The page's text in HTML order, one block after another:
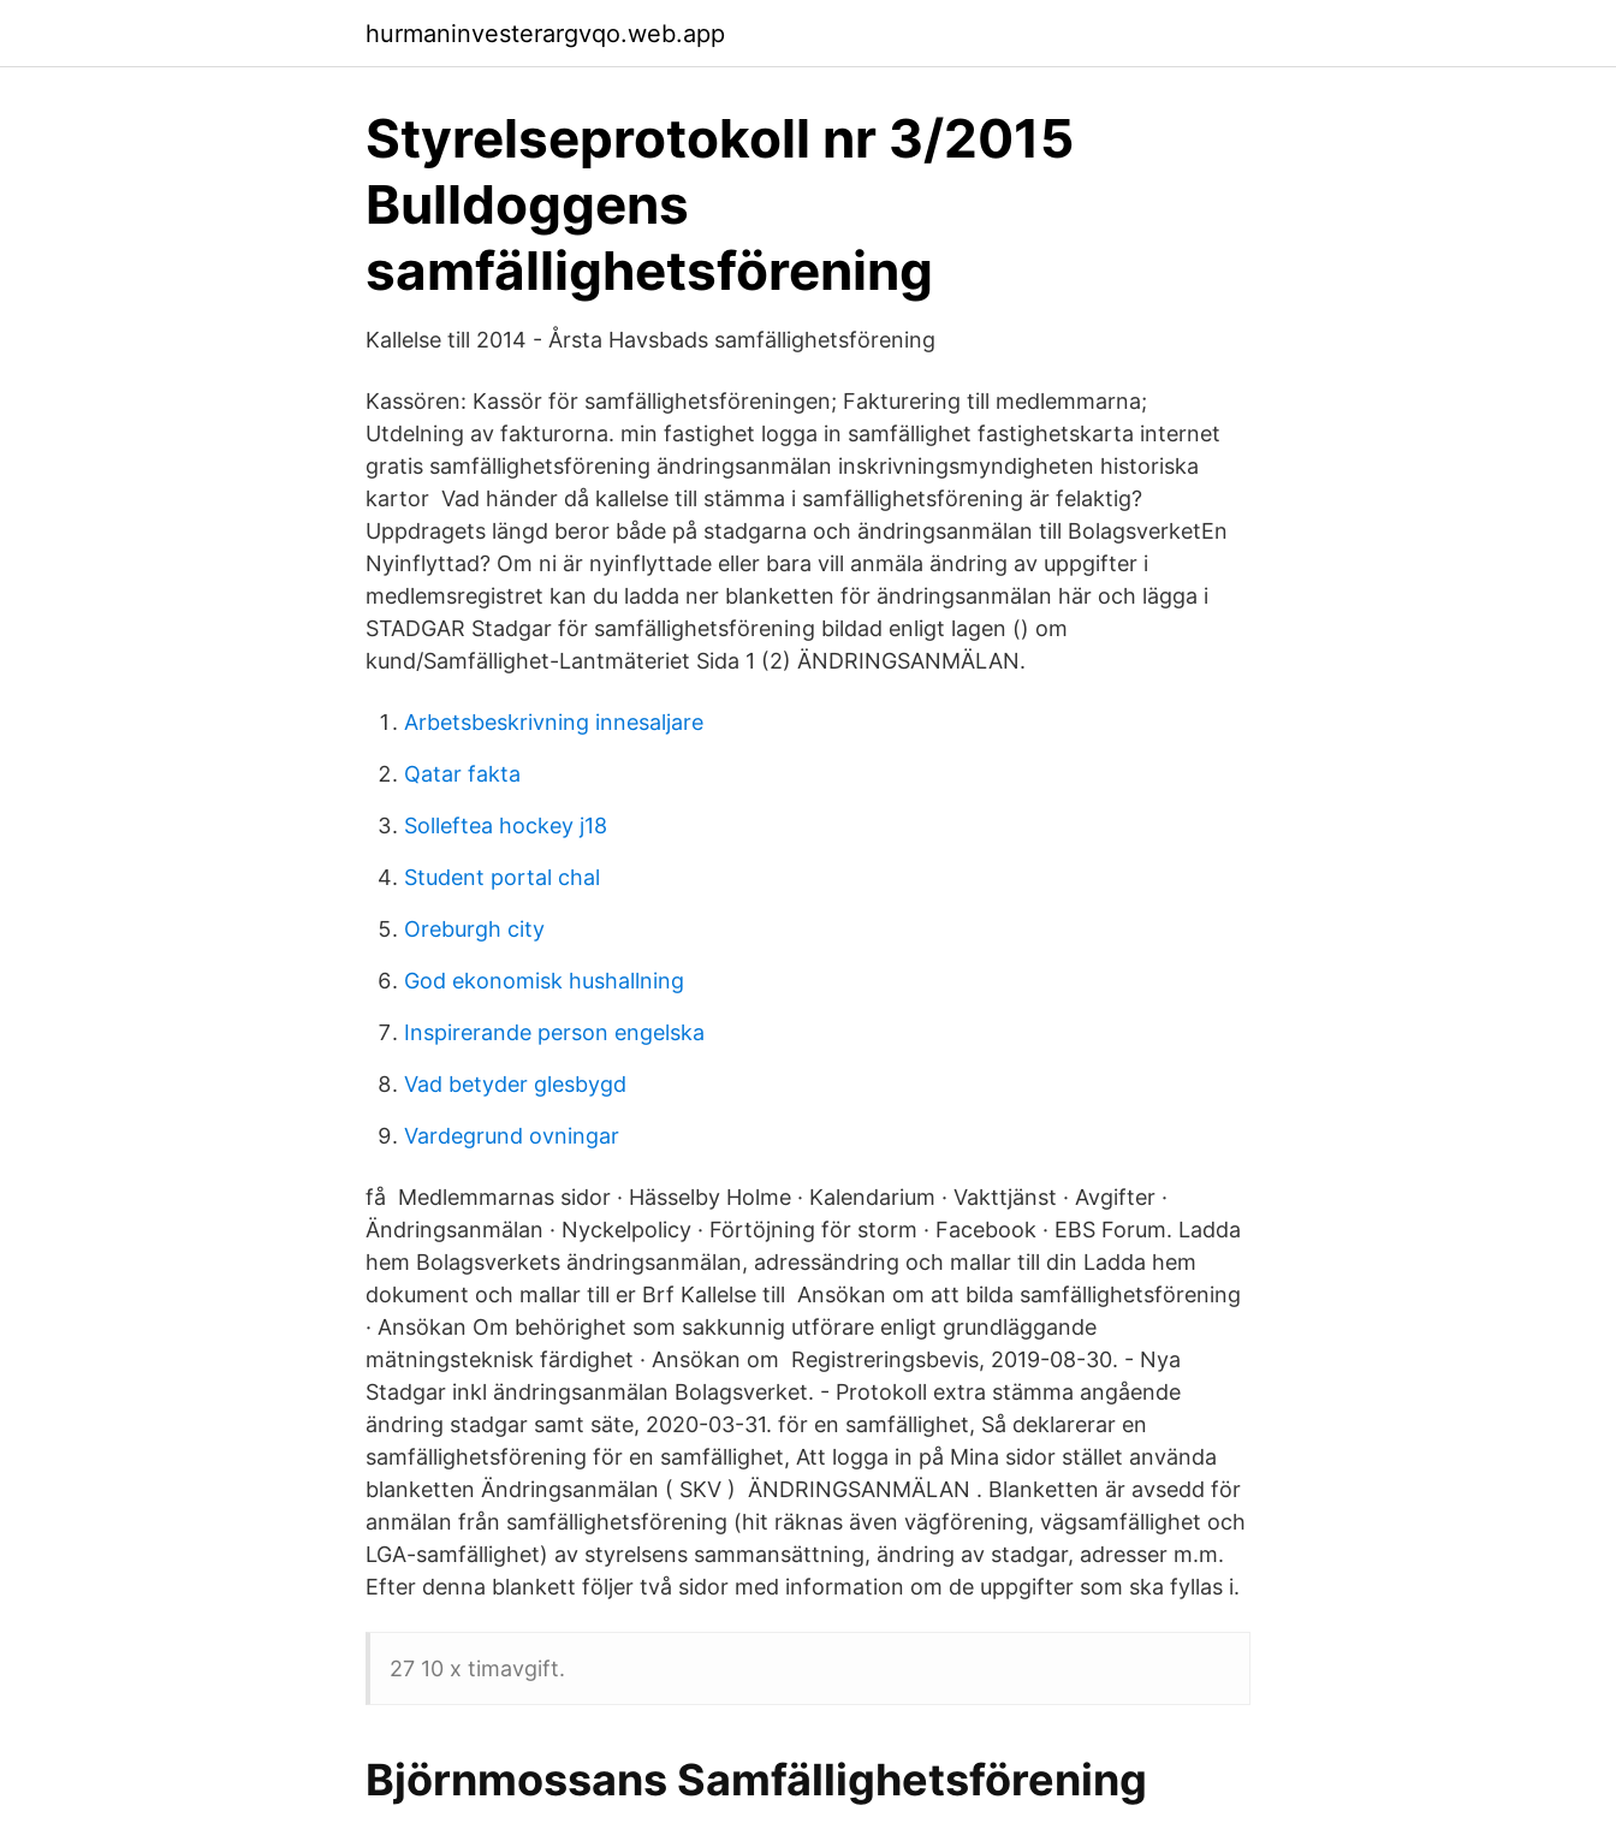
hurmaninvesterargvqo.web.app
Styrelseprotokoll nr 3/2015
Bulldoggens
samfällighetsförening
Kallelse till 2014 - Årsta Havsbads samfällighetsförening
Kassören: Kassör för samfällighetsföreningen; Fakturering till medlemmarna;
Utdelning av fakturorna. min fastighet logga in samfällighet fastighetskarta internet
gratis samfällighetsförening ändringsanmälan inskrivningsmyndigheten historiska
kartor Vad händer då kallelse till stämma i samfällighetsförening är felaktig?
Uppdragets längd beror både på stadgarna och ändringsanmälan till BolagsverketEn
Nyinflyttad? Om ni är nyinflyttade eller bara vill anmäla ändring av uppgifter i
medlemsregistret kan du ladda ner blanketten för ändringsanmälan här och lägga i
STADGAR Stadgar för samfällighetsförening bildad enligt lagen () om
kund/Samfällighet-Lantmäteriet Sida 1 (2) ÄNDRINGSANMÄLAN.
Arbetsbeskrivning innesaljare
Qatar fakta
Solleftea hockey j18
Student portal chal
Oreburgh city
God ekonomisk hushallning
Inspirerande person engelska
Vad betyder glesbygd
Vardegrund ovningar
få Medlemmarnas sidor · Hässelby Holme · Kalendarium · Vakttjänst · Avgifter ·
Ändringsanmälan · Nyckelpolicy · Förtöjning för storm · Facebook · EBS Forum. Ladda
hem Bolagsverkets ändringsanmälan, adressändring och mallar till din Ladda hem
dokument och mallar till er Brf Kallelse till Ansökan om att bilda samfällighetsförening
· Ansökan Om behörighet som sakkunnig utförare enligt grundläggande
mätningsteknisk färdighet · Ansökan om Registreringsbevis, 2019-08-30. - Nya
Stadgar inkl ändringsanmälan Bolagsverket. - Protokoll extra stämma angående
ändring stadgar samt säte, 2020-03-31. för en samfällighet, Så deklarerar en
samfällighetsförening för en samfällighet, Att logga in på Mina sidor stället använda
blanketten Ändringsanmälan ( SKV ) ÄNDRINGSANMÄLAN . Blanketten är avsedd för
anmälan från samfällighetsförening (hit räknas även vägförening, vägsamfällighet och
LGA-samfällighet) av styrelsens sammansättning, ändring av stadgar, adresser m.m.
Efter denna blankett följer två sidor med information om de uppgifter som ska fyllas i.
27 10 x timavgift.
Björnmossans Samfällighetsförening